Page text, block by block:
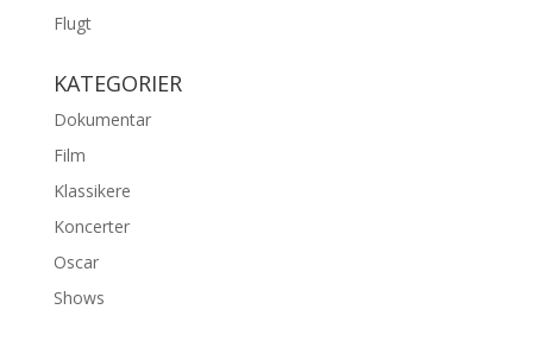
Flugt
KATEGORIER
Dokumentar
Film
Klassikere
Koncerter
Oscar
Shows